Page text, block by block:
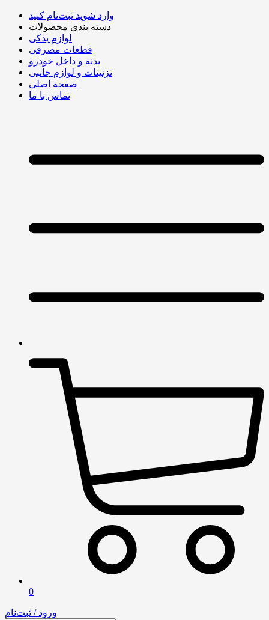
وارد شوید ثبت‌نام کنید
دسته بندی محصولات
لوازم یدکی
قطعات مصرفی
بدنه و داخل خودرو
تزئینات و لوازم جانبی
صفحه اصلی
تماس با ما
0
ورود / ثبت‌نام